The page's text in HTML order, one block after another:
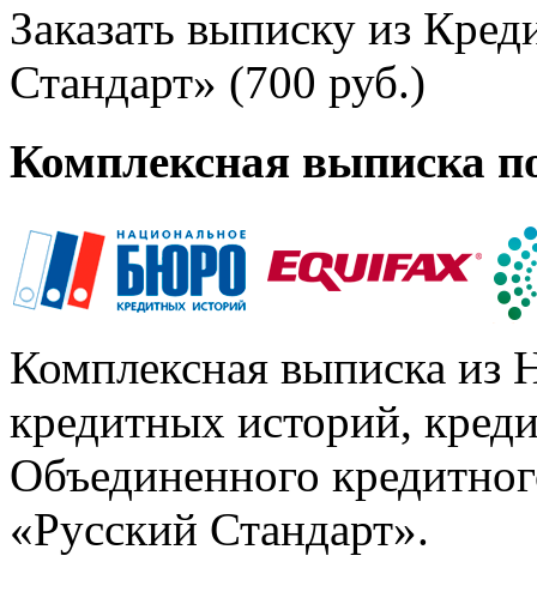
Заказать выписку из
Стандарт» (700 руб.)
Комплексная выписка
Комплексная выписка из
кредитных историй,
Объединенного
«Русский Стандарт».